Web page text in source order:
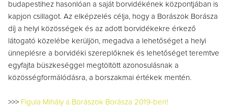
budapestihez hasonlóan a saját borvidékének központjában is
kapjon csillagot. Az elképzelés célja, hogy a Borászok Borásza
díj a helyi közösségek és az adott borvidékekre érkező
látogató közelébe kerüljön, megadva a lehetőséget a helyi
ünneplésre a borvidéki szereplőknek és lehetőséget teremtve
egyfajta büszkeséggel megtöltött azonosulásnak a
közösségformálódásra, a borszakmai értékek mentén.
>>> Figula Mihály a Borászok Borásza 2019-ben!